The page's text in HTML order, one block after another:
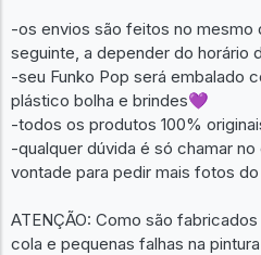
-os envios são feitos no mesmo
seguinte, a depender do horário
-seu Funko Pop será embalado
plástico bolha e brindes💜
-todos os produtos 100%
-qualquer dúvida é só chamar
vontade para pedir mais fotos
ATENÇÃO: Como são
cola e pequenas falhas na